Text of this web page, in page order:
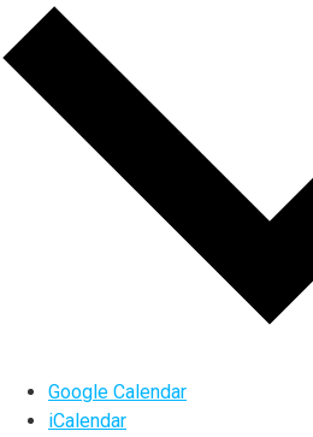
Google Calendar
iCalendar